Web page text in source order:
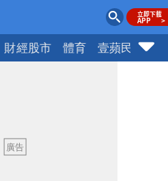
財經股市 體育 壹蘋民調
：伊朗最高領袖緊急送醫